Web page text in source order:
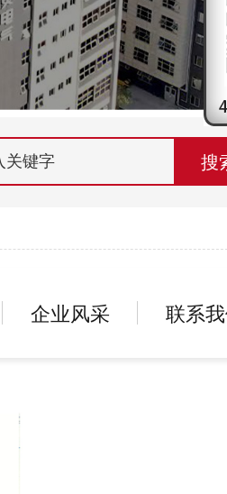
生产设备
荣誉资质
组织机构
联系欣灵
企业风采 联系